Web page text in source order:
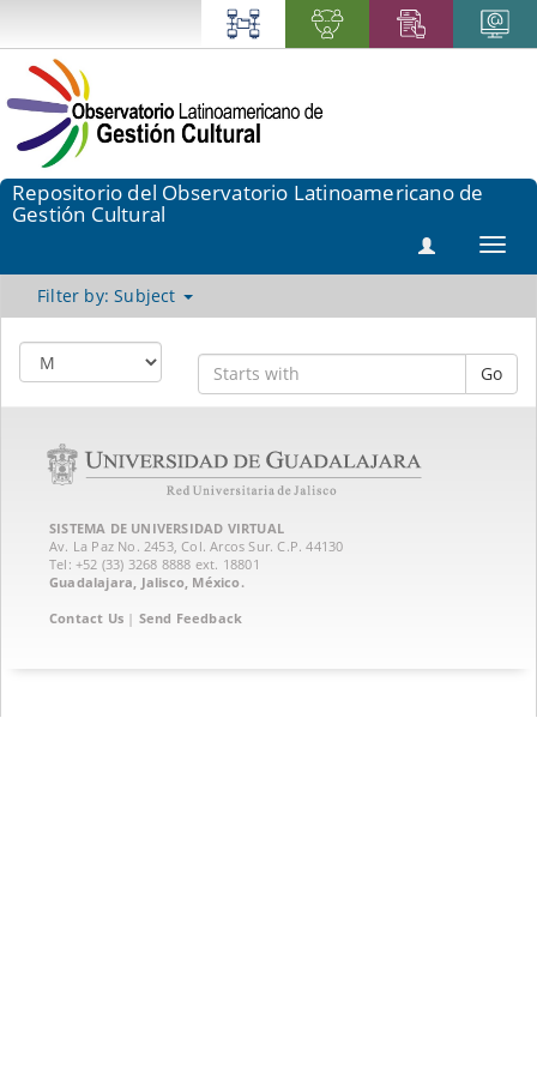
Repositorio del Observatorio Latinoamericano de
Gestión Cultural
Filter by: Subject
Go
SISTEMA DE UNIVERSIDAD VIRTUAL
Av. La Paz No. 2453, Col. Arcos Sur. C.P. 44130
Tel: +52 (33) 3268 8888‏ ext. 18801
Guadalajara, Jalisco, México.
Contact Us | Send Feedback